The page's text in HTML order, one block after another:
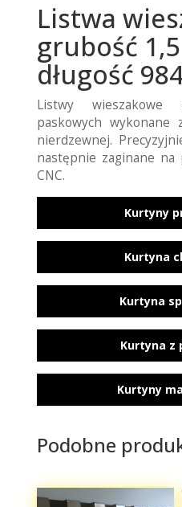
Listwa
grubość
długość
Listwy
paskowych
nierdzewnej.
następnie zaginane na
CNC.
Kurtyny
Kurtyna
Kurtyna
Kurtyna z
Kurtyny
Podobne